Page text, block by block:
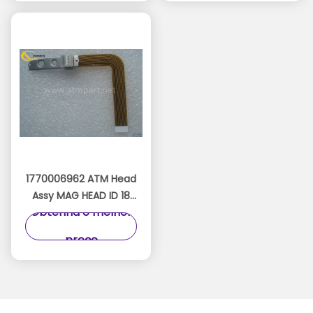
1770006962 ATM Head
Assy MAG HEAD ID 18
01770006962 Wincor
Obtenha o melhor
preço